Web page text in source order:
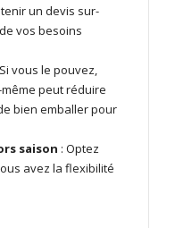
un devis sur-
vos besoins
vous le pouvez,
peut réduire
bien emballer pour
saison : Optez
avez la flexibilité